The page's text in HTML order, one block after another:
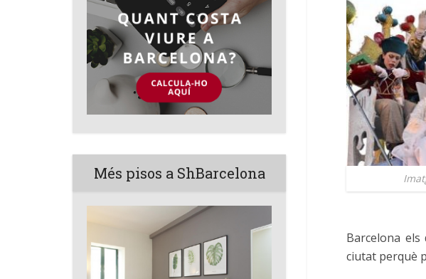
Més pisos a ShBarcelona
Barcelona
ciutat perquè